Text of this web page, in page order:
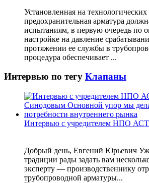
Установленная на
предохранительная арматура
испытаниям, в первую очередь по
настройке на давление
протяжении ее службы в
процедура обеспечивает ...
Интервью по тегу Клапаны
Интервью с учредителем НПО
Добрый день, Евгений Юрьевич
традиции рады задать вам
эксперту — производственнику
трубопроводной арматуры...